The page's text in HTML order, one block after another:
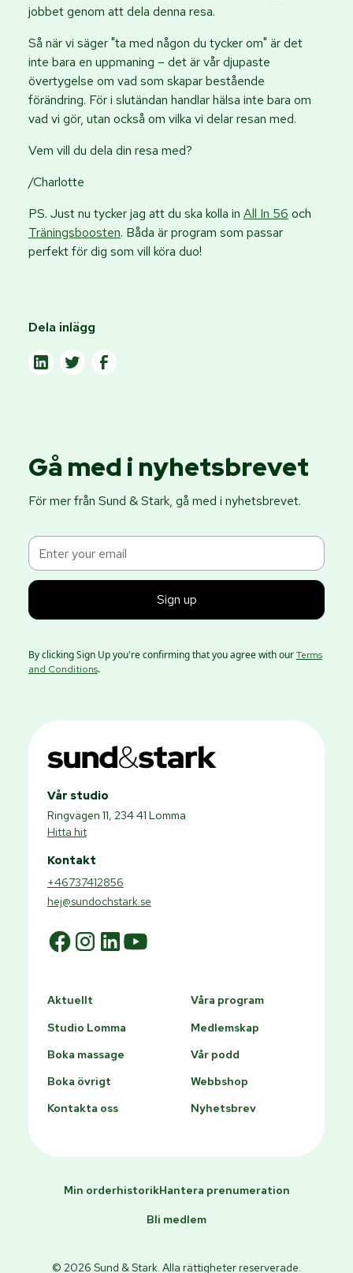
jobbet genom att dela denna resa.
Så när vi säger "ta med någon du tycker om" är det
inte bara en uppmaning – det är vår djupaste
övertygelse om vad som skapar bestående
förändring. För i slutändan handlar hälsa inte bara om
vad vi gör, utan också om vilka vi delar resan med.
Vem vill du dela din resa med?
/Charlotte
PS. Just nu tycker jag att du ska kolla in All In 56 och
Träningsboosten. Båda är program som passar
perfekt för dig som vill köra duo!
Dela inlägg
Gå med i nyhetsbrevet
För mer från Sund & Stark, gå med i nyhetsbrevet.
By clicking Sign Up you're confirming that you agree with ourTerms
and Conditions.
Vår studio
Ringvägen 11, 234 41 Lomma
Hitta hit
Kontakt
+46737412856
hej@sundochstark.se
Aktuellt
Våra program
Studio Lomma
Medlemskap
Boka massage
Vår podd
Boka övrigt
Webbshop
Kontakta oss
Nyhetsbrev
Min orderhistorikHantera prenumeration
Bli medlem
© 2026 Sund & Stark. Alla rättigheter reserverade.